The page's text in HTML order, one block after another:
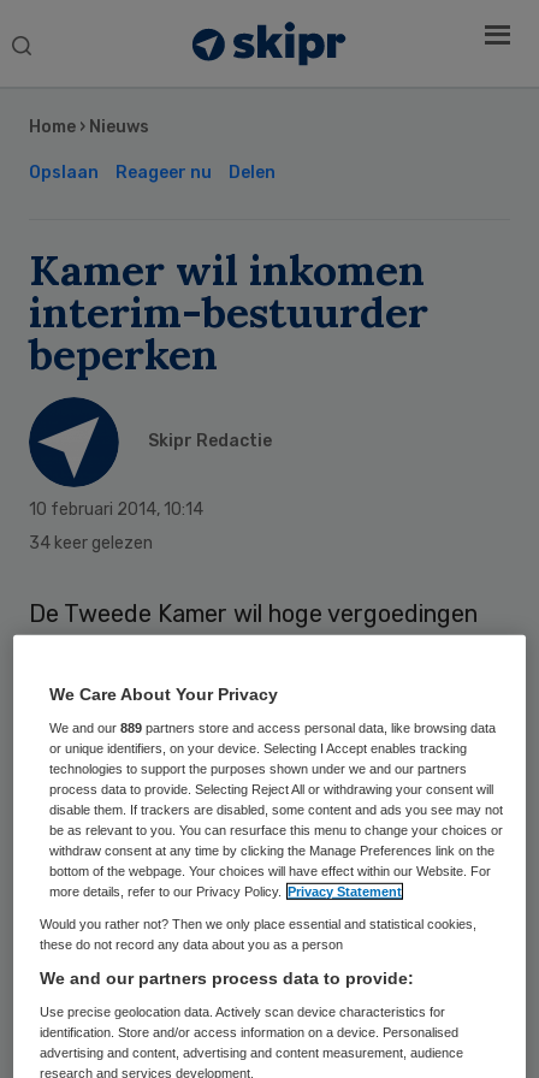
Search
Home › Nieuws
Opslaan Reageer nu Delen
Kamer wil inkomen
interim-bestuurder
beperken
Skipr Redactie
10 februari 2014, 10:14
34 keer gelezen
De Tweede Kamer wil hoge vergoedingen
leggen. De Kamer heeft op 4 februari een
motie aangenomen die een maandelijks
maximum bepleit.
De motie , ingediend door Madeleine van
Toorenburg (CDA) en Ronald van Raak (SP),
verzoekt de regering voor interim-
bestuurders een maximaal per maand te
Alle partijen hebben hiermee ingestemd,
behalve de VVD en D66.
Sidebar
We Care About Your Privacy
We and our889 partners store and access personal data, like browsing data
or unique identifiers, on your device. Selecting I Accept enables tracking
technologies to support the purposes shown under we and our partners
process data to provide. Selecting Reject All or withdrawing your consent will
disable them. If trackers are disabled, some content and ads you see may not
be as relevant to you. You can resurface this menu to change your choices or
withdraw consent at any time by clicking the Manage Preferences link on the
bottom of the webpage. Your choices will have effect within our Website. For
more details, refer to our Privacy Policy.
Privacy Statement
Would you rather not? Then we only place essential and statistical cookies,
these do not record any data about you as a person
We and our partners process data to provide:
Use precise geolocation data. Actively scan device characteristics for
identification. Store and/or access information on a device. Personalised
advertising and content, advertising and content measurement, audience
research and services development.